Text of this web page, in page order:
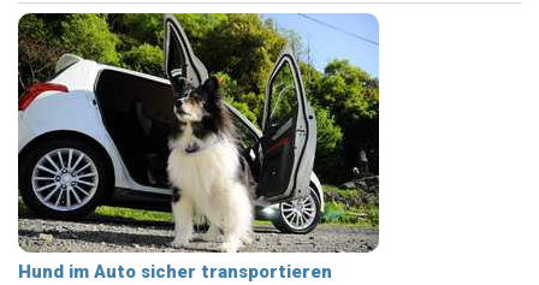
Hund im Auto sicher transportieren